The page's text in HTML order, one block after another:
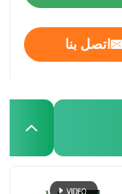
اتصل بنا